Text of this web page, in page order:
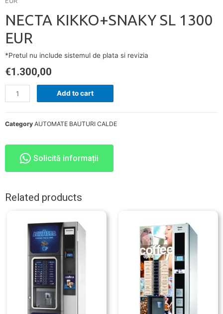
NECTA KIKKO+SNAKY SL 1300
EUR
*Pretul nu include sistemul de plata si revizia
€1.300,00
Add to cart
Category AUTOMATE BAUTURI CALDE
Solicită informații
Related products